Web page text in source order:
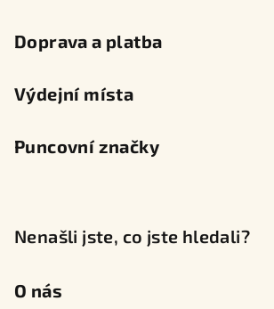
Doprava a platba
Výdejní místa
Puncovní značky
Nenašli jste, co jste hledali?
O nás